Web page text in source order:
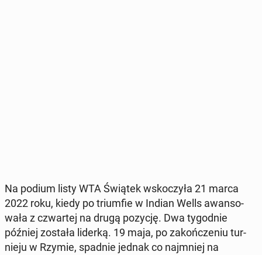
Na podium listy WTA Świątek wsko­czy­ła 21 marca
2022 roku, kiedy po trium­fie w Indian Wells awan­so­
wa­ła z czwar­tej na drugą pozycję. Dwa ty­go­dnie
później została liderką. 19 maja, po za­koń­cze­niu tur­
nie­ju w Rzymie, spadnie jednak co naj­mniej na